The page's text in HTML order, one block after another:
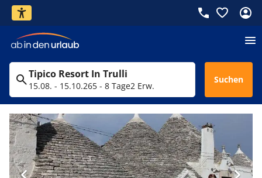
Tipico Resort In Trulli
15.08. - 15.10.265 - 8 Tage2 Erw.
Suchen